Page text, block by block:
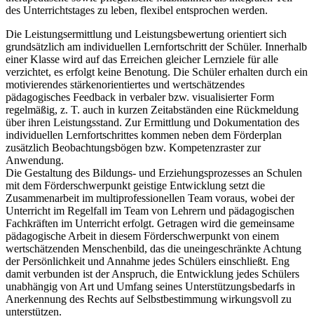
des Unterrichtstages zu leben, flexibel entsprochen werden.
Die Leistungsermittlung und Leistungsbewertung orientiert sich
grundsätzlich am individuellen Lernfortschritt der Schüler. Innerhalb
einer Klasse wird auf das Erreichen gleicher Lernziele für alle
verzichtet, es erfolgt keine Benotung. Die Schüler erhalten durch ein
motivierendes stärkenorientiertes und wertschätzendes
pädagogisches Feedback in verbaler bzw. visualisierter Form
regelmäßig, z. T. auch in kurzen Zeitabständen eine Rückmeldung
über ihren Leistungsstand. Zur Ermittlung und Dokumentation des
individuellen Lernfortschrittes kommen neben dem Förderplan
zusätzlich Beobachtungsbögen bzw. Kompetenzraster zur
Anwendung.
Die Gestaltung des Bildungs- und Erziehungsprozesses an Schulen
mit dem Förderschwerpunkt geistige Entwicklung setzt die
Zusammenarbeit im multiprofessionellen Team voraus, wobei der
Unterricht im Regelfall im Team von Lehrern und pädagogischen
Fachkräften im Unterricht erfolgt. Getragen wird die gemeinsame
pädagogische Arbeit in diesem Förderschwerpunkt von einem
wertschätzenden Menschenbild, das die uneingeschränkte Achtung
der Persönlichkeit und Annahme jedes Schülers einschließt. Eng
damit verbunden ist der Anspruch, die Entwicklung jedes Schülers
unabhängig von Art und Umfang seines Unterstützungsbedarfs in
Anerkennung des Rechts auf Selbstbestimmung wirkungsvoll zu
unterstützen.